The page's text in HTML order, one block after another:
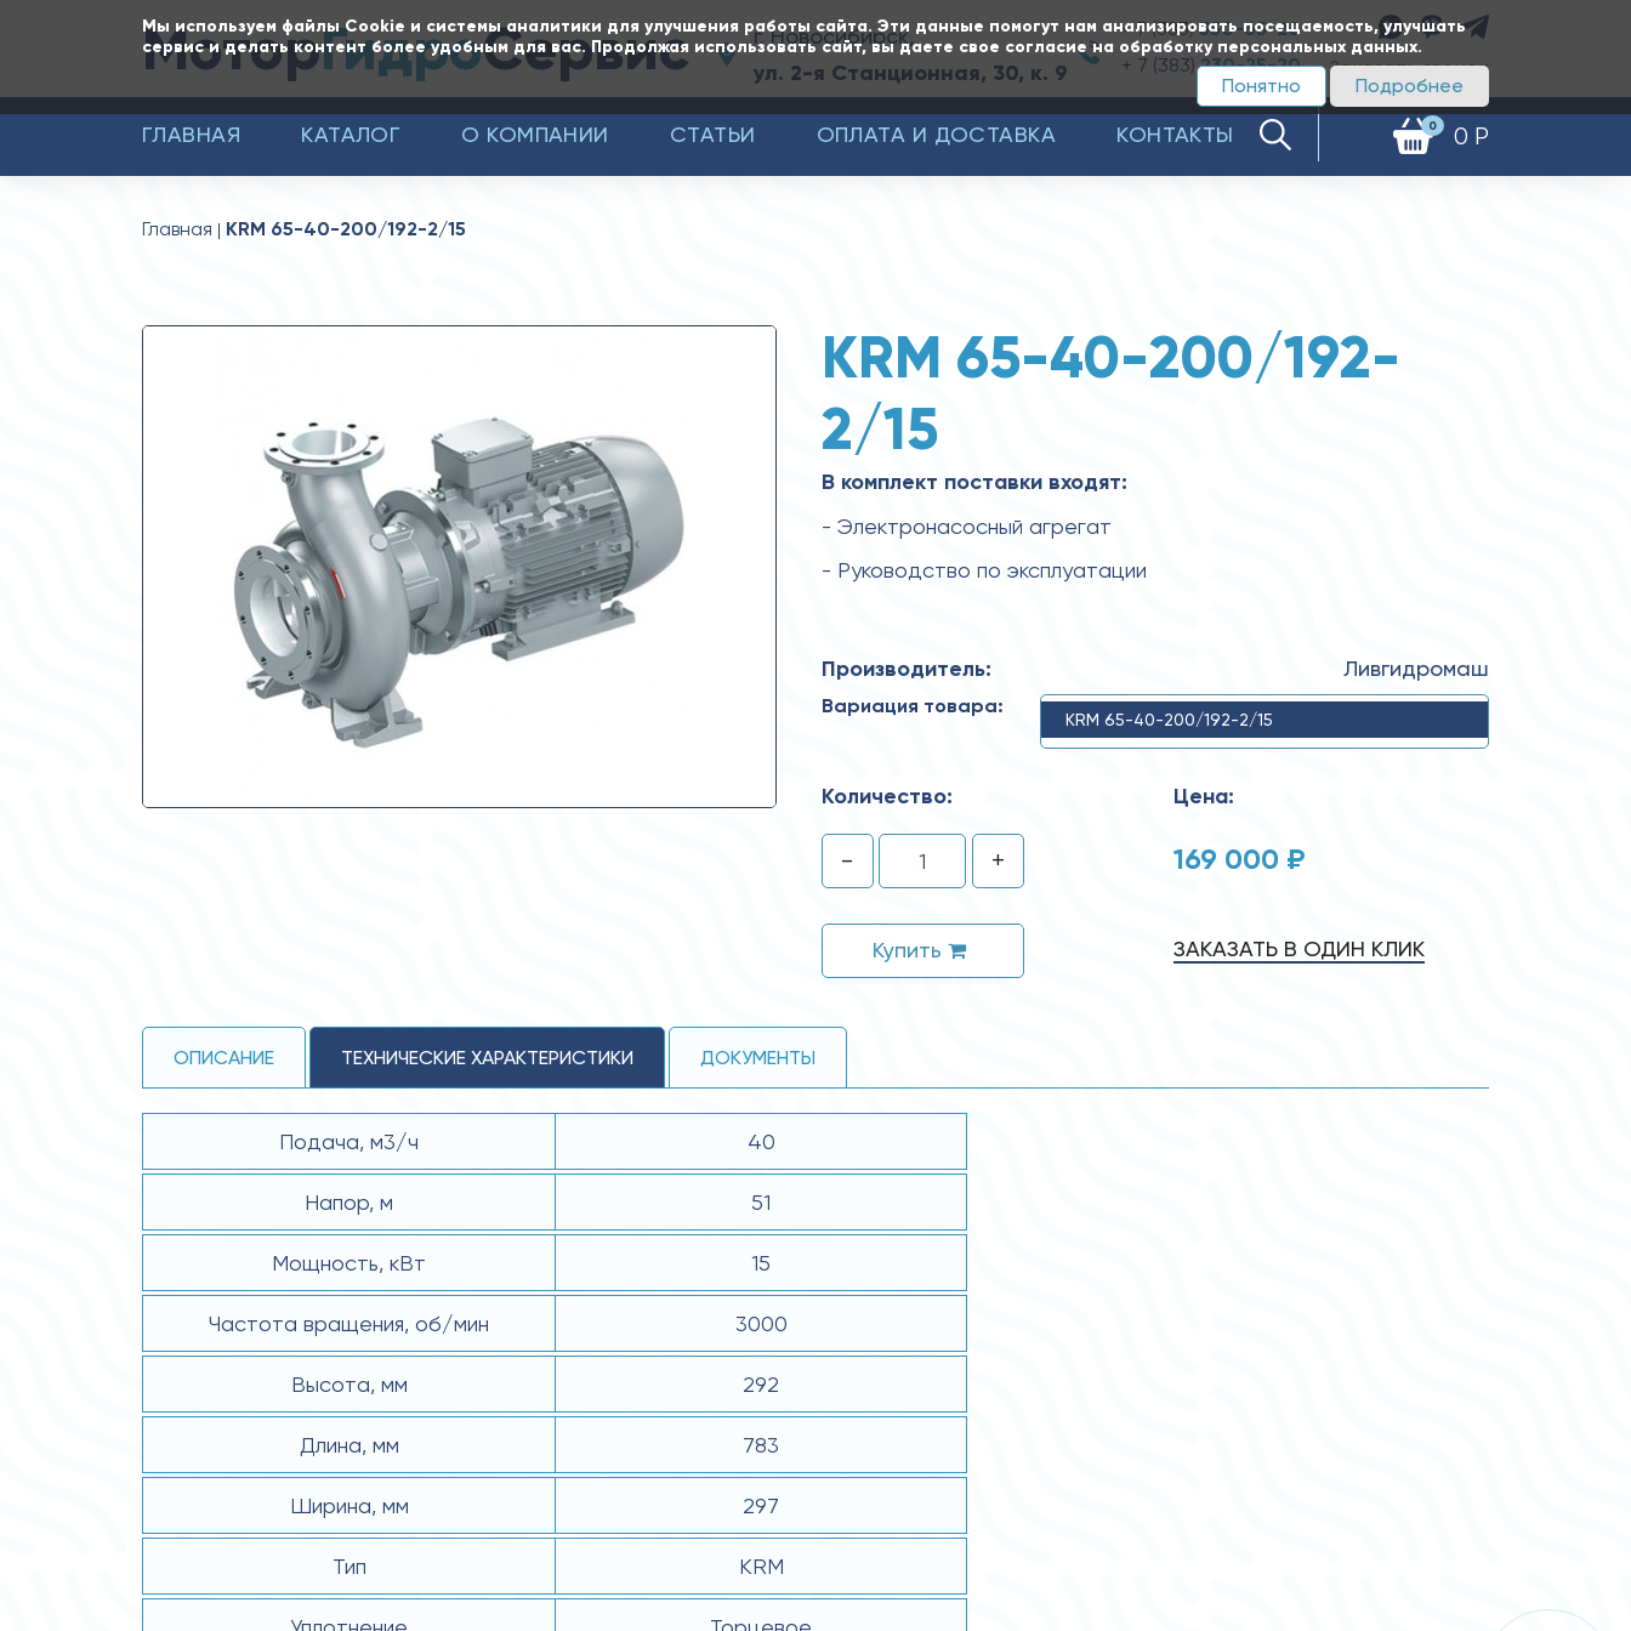
Мы используем файлы Cookie и системы аналитики для улучшения работы сайта. Эти данные помогут нам анализировать посещаемость, улучшать
сервис и делать контент более удобным для вас. Продолжая использовать сайт, вы даете свое согласие на обработку персональных данных.
Подробнее
Понятно
МоторГидроСервис г. Новосибирск,
ул. 2-я Станционная, 30, к. 9
+ 7 (383)350-65-20
+ 7 (383)230-25-20 Заказать звонок
0 0 Р
ГЛАВНАЯ КАТАЛОГ О КОМПАНИИ СТАТЬИ ОПЛАТА И ДОСТАВКА КОНТАКТЫ
Главная KRM 65-40-200/192-2/15
KRM 65-40-200/192-
2/15
В комплект поставки входят:
- Электронасосный агрегат
- Руководство по эксплуатации
Производитель: Ливгидромаш
Вариация товара:
KRM 65-40-200/192-2/15
Количество:
- +
Купить
Цена:
169 000 ₽
ЗАКАЗАТЬ В ОДИН КЛИК
ОПИСАНИЕ ТЕХНИЧЕСКИЕ ХАРАКТЕРИСТИКИ ДОКУМЕНТЫ
Подача, м3/ч 40
Напор, м 51
Мощность, кВт 15
Частота вращения, об/мин 3000
Высота, мм 292
Длина, мм 783
Ширина, мм 297
Тип KRM